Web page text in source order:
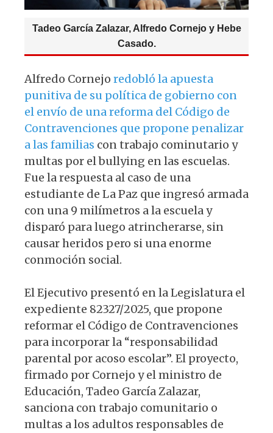
Tadeo García Zalazar, Alfredo Cornejo y Hebe
Casado.
Alfredo Cornejo redobló la apuesta
punitiva de su política de gobierno con
el envío de una reforma del Código de
Contravenciones que propone penalizar
a las familias con trabajo cominutario y
multas por el bullying en las escuelas.
Fue la respuesta al caso de una
estudiante de La Paz que ingresó armada
con una 9 milímetros a la escuela y
disparó para luego atrincherarse, sin
causar heridos pero si una enorme
conmoción social.
El Ejecutivo presentó en la Legislatura el
expediente 82327/2025, que propone
reformar el Código de Contravenciones
para incorporar la “responsabilidad
parental por acoso escolar”. El proyecto,
firmado por Cornejo y el ministro de
Educación, Tadeo García Zalazar,
sanciona con trabajo comunitario o
multas a los adultos responsables de